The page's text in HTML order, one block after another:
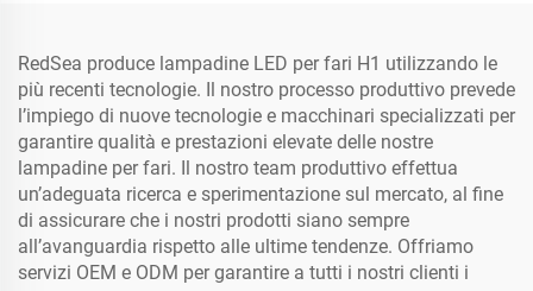
RedSea produce lampadine LED per fari H1 utilizzando le
più recenti tecnologie. Il nostro processo produttivo prevede
l’impiego di nuove tecnologie e macchinari specializzati per
garantire qualità e prestazioni elevate delle nostre
lampadine per fari. Il nostro team produttivo effettua
un’adeguata ricerca e sperimentazione sul mercato, al fine
di assicurare che i nostri prodotti siano sempre
all’avanguardia rispetto alle ultime tendenze. Offriamo
servizi OEM e ODM per garantire a tutti i nostri clienti i